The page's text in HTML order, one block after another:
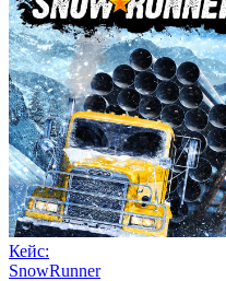
Кейс:
SnowRunner